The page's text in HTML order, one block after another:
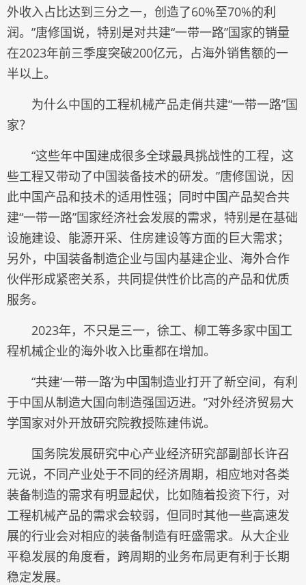
外收入占比达到三分之一，创造了60%至70%的利
润。”唐修国说，特别是对共建“一带一路”国家的销量
在2023年前三季度突破200亿元，占海外销售额的一
半以上。
为什么中国的工程机械产品走俏共建“一带一路”国
家？
“这些年中国建成很多全球最具挑战性的工程，这
些工程又带动了中国装备技术的研发。”唐修国说，因
此中国产品和技术的适用性强；同时中国产品契合共
建“一带一路”国家经济社会发展的需求，特别是在基础
设施建设、能源开采、住房建设等方面的巨大需求；
另外，中国装备制造企业与国内基建企业、海外合作
伙伴形成紧密关系，共同提供性价比高的产品和优质
服务。
2023年，不只是三一，徐工、柳工等多家中国工
程机械企业的海外收入比重都在增加。
“共建‘一带一路’为中国制造业打开了新空间，有利
于中国从制造大国向制造强国迈进。”对外经济贸易大
学国家对外开放研究院教授陈建伟说。
国务院发展研究中心产业经济研究部副部长许召
元说，不同产业处于不同的经济周期，相应地对各类
装备制造的需求有明显起伏，比如随着投资下行，对
工程机械产品的需求会较弱，但同时其他一些高速发
展的行业会对相应的装备制造有旺盛需求。从大企业
平稳发展的角度看，跨周期的业务布局更有利于长期
稳定发展。